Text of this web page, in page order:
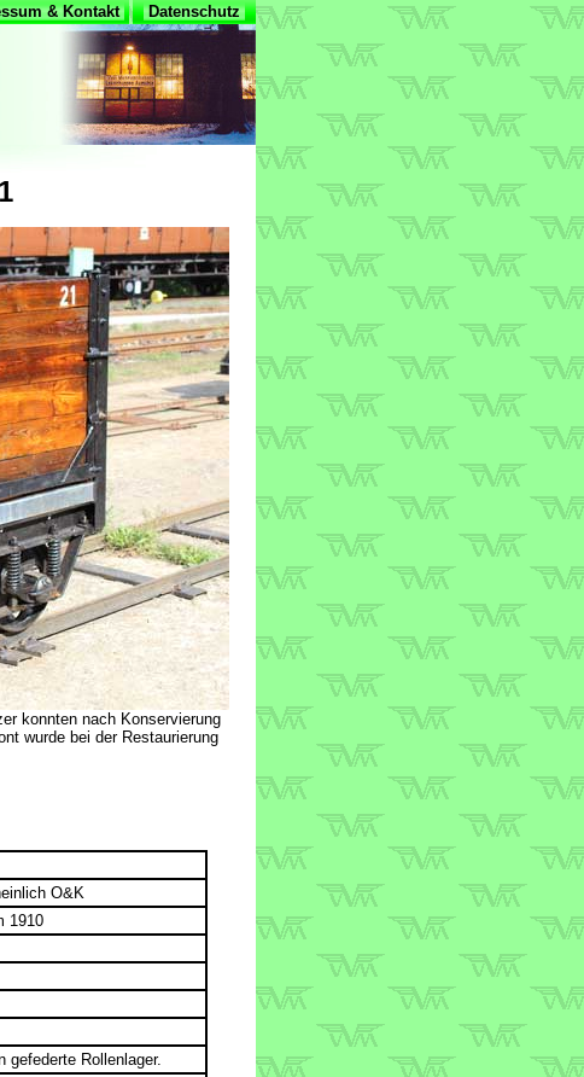
& Kontakt Datenschutz
konnten nach Konservierung
wurde bei der Restaurierung
O&K
1910
gefederte Rollenlager.